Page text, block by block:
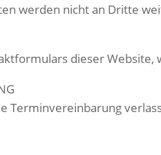
werden nicht an Dritte
dieser
Terminvereinbarung